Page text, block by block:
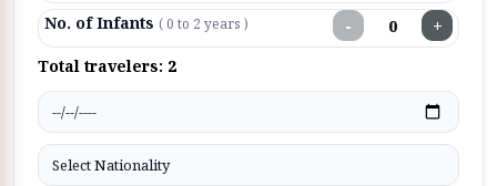
No. of Infants ( 0 to 2 years ) − +
Total travelers: 2